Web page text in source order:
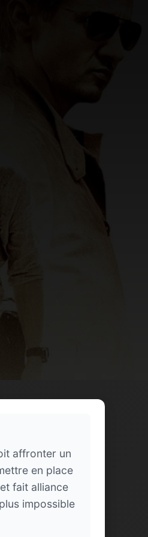
affronter un
en place
fait alliance
impossible